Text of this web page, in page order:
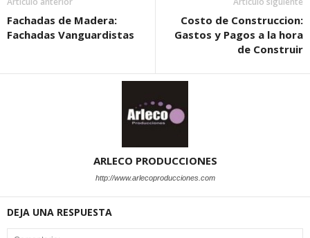
Fachadas de Madera:
Fachadas Vanguardistas
Costo de Construccion:
Gastos y Pagos a la hora
de Construir
ARLECO PRODUCCIONES
http://www.arlecoproducciones.com
DEJA UNA RESPUESTA